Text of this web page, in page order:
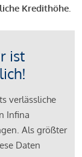
Kredithöhe.
ist
verlässliche
Infina
Als größter
Daten